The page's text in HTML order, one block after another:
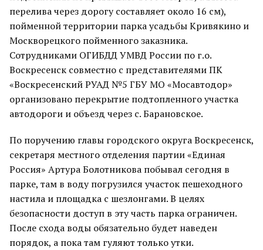
перелива через дорогу составляет около 16 см),
пойменной территории парка усадьбы Кривякино и
Москворецкого пойменного заказника.
Сотрудниками ОГИБДД УМВД России по г.о.
Воскресенск совместно с представителями ПК
«Воскресенский РУАД №5 ГБУ МО «Мосавтодор»
организовано перекрытие подтопленного участка
автодороги и объезд через с. Барановское.
По поручению главы городского округа Воскресенск,
секретаря местного отделения партии «Единая
Россия» Артура Болотникова побывал сегодня в
парке, там в воду погрузился участок пешеходного
настила и площадка с шезлонгами. В целях
безопасности доступ в эту часть парка ограничен.
После схода воды обязательно будет наведен
порядок, а пока там гуляют только утки.